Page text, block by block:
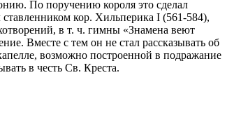
По поручению короля это сделал
кор. Хильперика I (561-584),
в т. ч. гимны «Знамена веют
Вместе с тем он не стал рассказывать об
возможно построенной в подражание
в честь Св. Креста.